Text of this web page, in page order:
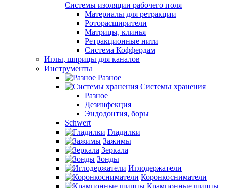
Системы изоляции рабочего поля
Материалы для ретракции
Роторасширители
Матрицы, клинья
Ретракционные нити
Система Коффердам
Иглы, шприцы для каналов
Инструменты
Разное
Системы хранения
Разное
Дезинфекция
Эндодонтия, боры
Schwert
Гладилки
Зажимы
Зеркала
Зонды
Иглодержатели
Коронкосниматели
Крампонные щипцы